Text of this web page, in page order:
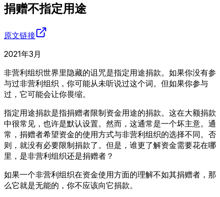
捐赠不指定用途
原文链接
2021年3月
非营利组织世界里隐藏的诅咒是指定用途捐款。如果你没有参
与过非营利组织，你可能从未听说过这个词。但如果你参与
过，它可能会让你畏缩。
指定用途捐款是指捐赠者限制资金用途的捐款。这在大额捐款
中很常见，也许是默认设置。然而，这通常是一个坏主意。通
常，捐赠者希望资金的使用方式与非营利组织的选择不同。否
则，就没有必要限制捐款了。但是，谁更了解资金需要花在哪
里，是非营利组织还是捐赠者？
如果一个非营利组织在资金使用方面的理解不如其捐赠者，那
么它就是无能的，你不应该向它捐款。